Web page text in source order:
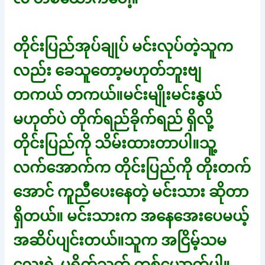
တိုင်းပြည်အုပ်ချုပ် မင်းလုပ်တဲ့သူက
လည်း ခေသူတော့မဟုတ်ဘူးဗျ
တကယ် တကယ်။မင်းမျိုးမင်းနွယ်
မဟုတ်ပဲ တိုက်ရည်ခိုက်ရည် ရှိလို့
တိုင်းပြည်ကို သိမ်းထားတာပါ။သူ့
လက်အောက်က တိုင်းပြည်ကို တိုးတက်
အောင် ကူညီပေးနေတဲ့ မင်းသား ဆိုတာ
ရှိတယ်။ မင်းသားက အနေအေးပေမယ့်
အဆိပ်ပျင်းတယ်။သူက အငြိမ့်သမ